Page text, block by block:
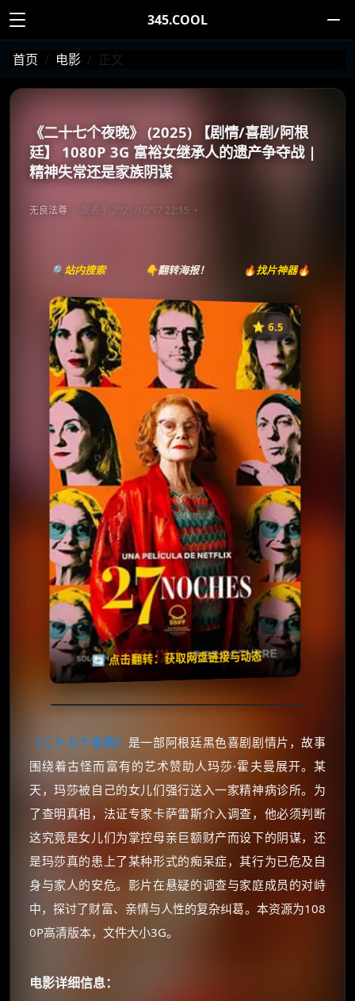
345.COOL
首页 电影 正文
《二十七个夜晚》 (2025) 【剧情/喜剧/阿根
廷】 1080P 3G 富裕女继承人的遗产争夺战 |
精神失常还是家族阴谋
无良法尊 发表于 2025/10/17 22:15
🔍站内搜索 👇翻转海报！ 🔥找片神器🔥
⭐️ 6.5
🔄 点击翻转：获取网盘链接与动态
《二十七个夜晚》
收藏
⭐️ 评分：6.5 | 🎬 2025年
夸克网盘
失效请反馈
🧧️
天天领红包
《二十七个夜晚》 是一部阿根廷黑色喜剧剧情片，故事
围绕着古怪而富有的艺术赞助人玛莎·霍夫曼展开。某
天，玛莎被自己的女儿们强行送入一家精神病诊所。为
了查明真相，法证专家卡萨雷斯介入调查，他必须判断
这究竟是女儿们为掌控母亲巨额财产而设下的阴谋，还
是玛莎真的患上了某种形式的痴呆症，其行为已危及自
身与家人的安危。影片在悬疑的调查与家庭成员的对峙
中，探讨了财富、亲情与人性的复杂纠葛。本资源为108
0P高清版本，文件大小3G。
电影详细信息：